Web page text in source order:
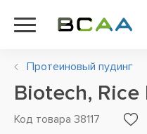
Протеиновый пудинг
Biotech,
Код товара 38117